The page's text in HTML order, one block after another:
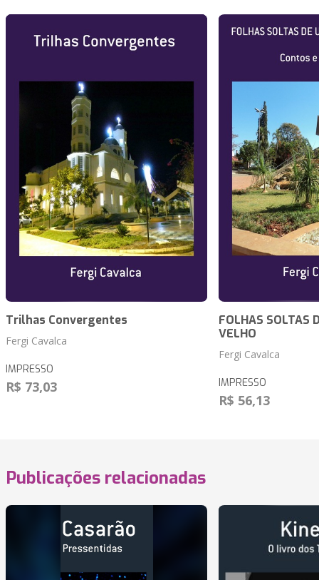
Trilhas Convergentes
Fergi Cavalca
IMPRESSO
R$ 73,03
FOLHAS SOLTAS
VELHO
Fergi Cavalca
IMPRESSO
R$ 56,13
Publicações relacionadas